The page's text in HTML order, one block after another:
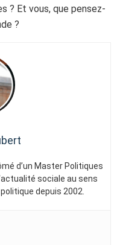
? Et vous, que pensez-
?
d’un Master Politiques
sociale au sens
depuis 2002.